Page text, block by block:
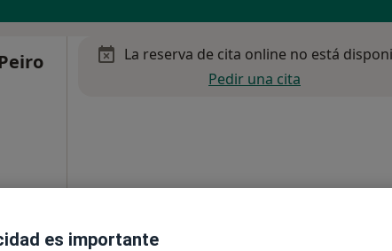
La reserva de cita online no está
Pedir una cita
es importante